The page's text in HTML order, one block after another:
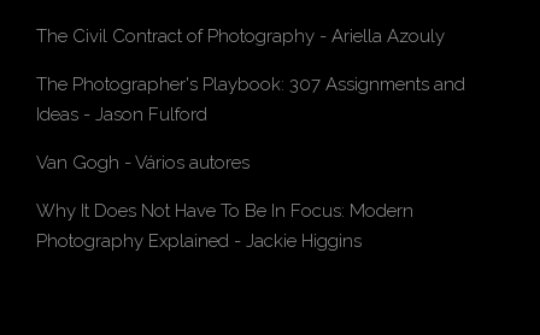
The Civil Contract of Photography - Ariella Azouly
The Photographer's Playbook: 307 Assignments and
Ideas - Jason Fulford
Van Gogh - Vários autores
Why It Does Not Have To Be In Focus: Modern
Photography Explained - Jackie Higgins